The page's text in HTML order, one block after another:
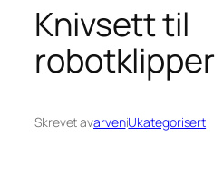
Knivsett til
robotklipper
Skrevet avarveniUkategorisert